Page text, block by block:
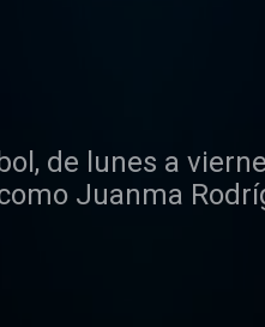
de lunes a
Juanma